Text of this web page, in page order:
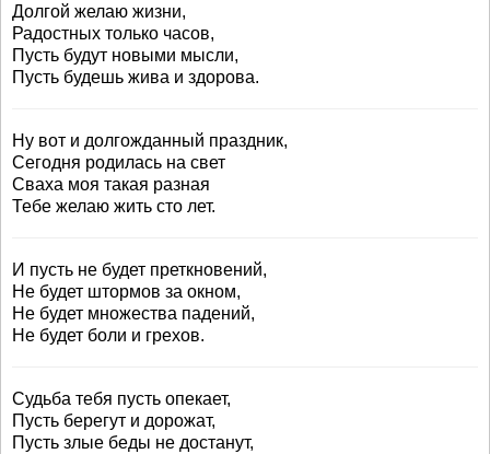
Долгой желаю жизни,
Радостных только часов,
Пусть будут новыми мысли,
Пусть будешь жива и здорова.
Ну вот и долгожданный праздник,
Сегодня родилась на свет
Сваха моя такая разная
Тебе желаю жить сто лет.
И пусть не будет преткновений,
Не будет штормов за окном,
Не будет множества падений,
Не будет боли и грехов.
Судьба тебя пусть опекает,
Пусть берегут и дорожат,
Пусть злые беды не достанут,